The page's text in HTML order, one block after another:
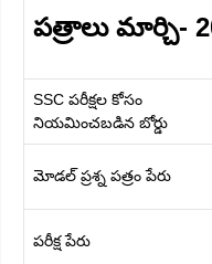
పత్రాలు మార్చి-
SSC పరీక్షల కోసం
నియమించబడిన బోర్డు
మోడల్ ప్రశ్న పత్రం పేరు
పరీక్ష పేరు